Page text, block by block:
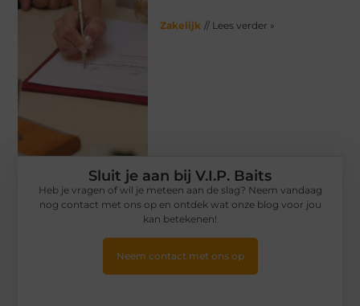
Zakelijk // Lees verder »
Sluit je aan bij V.I.P. Baits
Heb je vragen of wil je meteen aan de slag? Neem vandaag
nog contact met ons op en ontdek wat onze blog voor jou
kan betekenen!
Neem contact met ons op